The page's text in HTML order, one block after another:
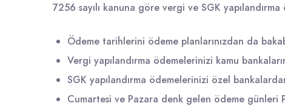
7256 sayılı kanuna göre vergi ve SGK yapılandırma
Ödeme tarihlerini ödeme planlarınızdan da
Vergi yapılandırma ödemelerinizi kamu
SGK yapılandırma ödemelerinizi özel
Cumartesi ve Pazara denk gelen ödeme günleri